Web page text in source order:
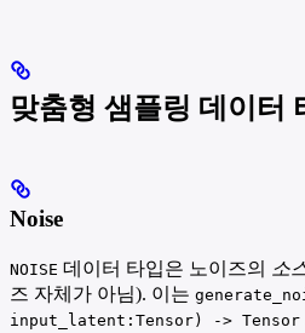
맞춤형 샘플링 데이터
Noise
NOISE 데이터 타입은 노이즈의 소
즈 자체가 아님). 이는
input_latent:Tensor) -> Tensor